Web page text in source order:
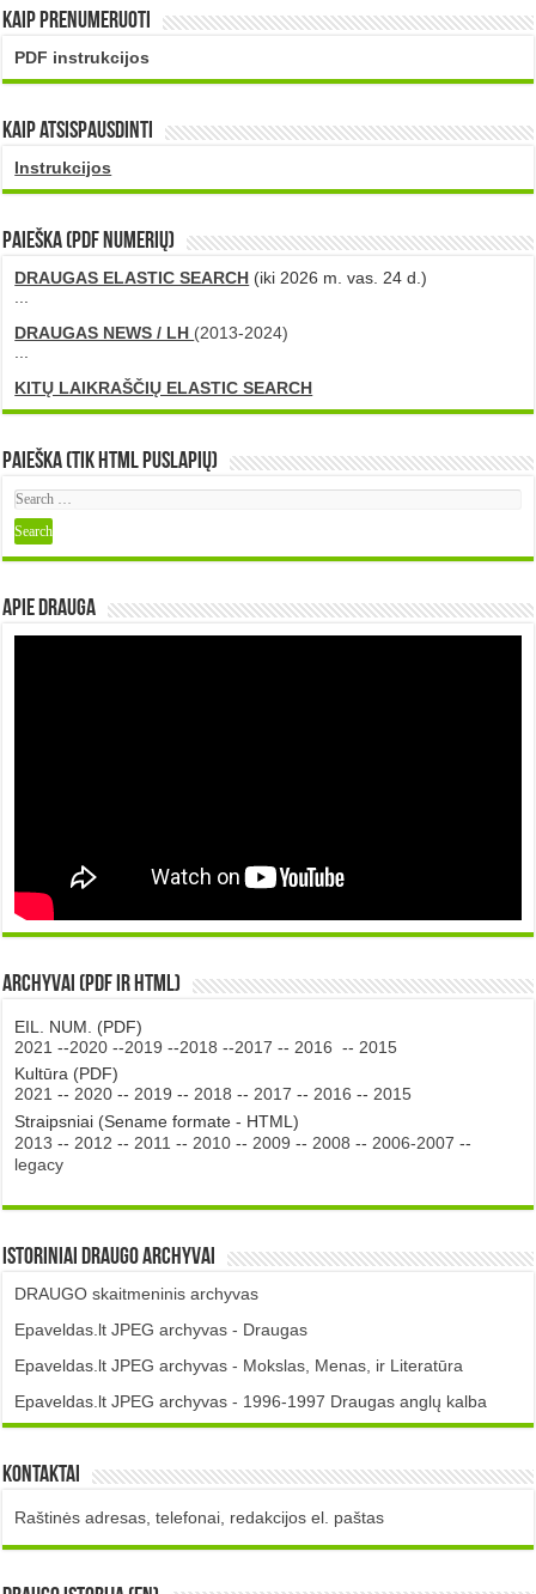
Kaip prenumeruoti
PDF instrukcijos
Kaip atsispausdinti
Instrukcijos
PAIEŠKA (PDF numerių)
DRAUGAS ELASTIC SEARCH (iki 2026 m. vas. 24 d.)
DRAUGAS NEWS / LH (2013-2024)
KITŲ LAIKRAŠČIŲ ELASTIC SEARCH
Paieška (tik HTML puslapių)
Apie DRAUGA
Archyvai (PDF ir HTML)
EIL. NUM. (PDF)
2021 --2020 --2019 --2018 --2017 -- 2016 -- 2015
Kultūra (PDF)
2021 -- 2020 -- 2019 -- 2018 -- 2017 -- 2016 -- 2015
Straipsniai (Sename formate - HTML)
2013 -- 2012 -- 2011 -- 2010 -- 2009 -- 2008 -- 2006-2007 --
legacy
Istoriniai DRAUGO Archyvai
DRAUGO skaitmeninis archyvas
Epaveldas.lt JPEG archyvas - Draugas
Epaveldas.lt JPEG archyvas - Mokslas, Menas, ir Literatūra
Epaveldas.lt JPEG archyvas - 1996-1997 Draugas anglų kalba
Kontaktai
Raštinės adresas, telefonai, redakcijos el. paštas